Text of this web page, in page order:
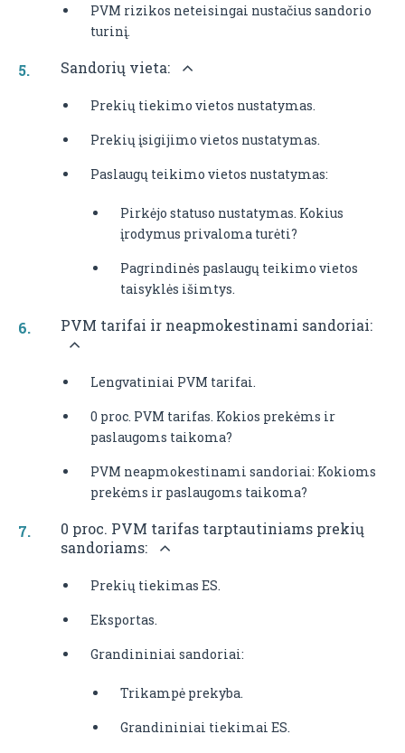
PVM rizikos neteisingai nustačius sandorio
turinį.
Sandorių vieta:
Prekių tiekimo vietos nustatymas.
Prekių įsigijimo vietos nustatymas.
Paslaugų teikimo vietos nustatymas:
Pirkėjo statuso nustatymas. Kokius
įrodymus privaloma turėti?
Pagrindinės paslaugų teikimo vietos
taisyklės išimtys.
PVM tarifai ir neapmokestinami sandoriai:
Lengvatiniai PVM tarifai.
0 proc. PVM tarifas. Kokios prekėms ir
paslaugoms taikoma?
PVM neapmokestinami sandoriai: Kokioms
prekėms ir paslaugoms taikoma?
0 proc. PVM tarifas tarptautiniams prekių
sandoriams:
Prekių tiekimas ES.
Eksportas.
Grandininiai sandoriai:
Trikampė prekyba.
Grandininiai tiekimai ES.